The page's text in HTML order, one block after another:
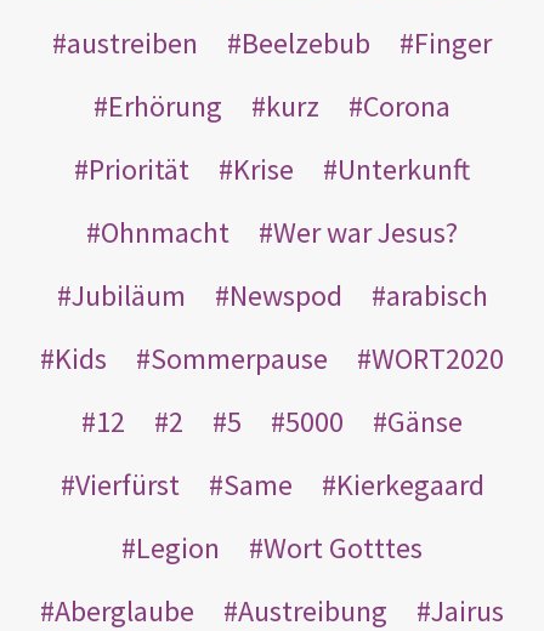
austreiben
Beelzebub
Finger
Erhörung
kurz
Corona
Priorität
Krise
Unterkunft
Ohnmacht
Wer war Jesus?
Jubiläum
Newspod
arabisch
Kids
Sommerpause
WORT2020
12
2 5 5000
Gänse
Vierfürst
Same
Kierkegaard
Legion
Wort Gotttes
Aberglaube
Austreibung
Jairus